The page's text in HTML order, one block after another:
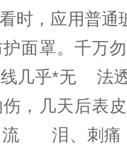
时，应用普
面罩。千万
几乎*无 法
，几天后表
流 泪、刺痛